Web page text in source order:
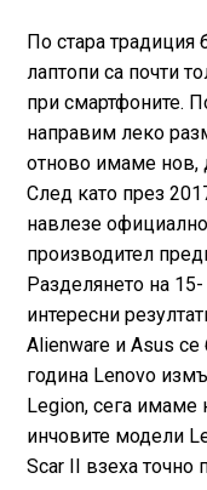
По стара традиция
лаптопи са почти
при смартфоните.
направим леко
отново имаме нов,
След като през
навлезе официално
производител
Разделянето на
интересни
Alienware и Asus
година Lenovo
Legion, сега имаме
инчовите модели
Scar II взеха точно